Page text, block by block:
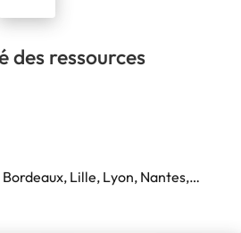
des ressources
Lille, Lyon, Nantes,
Toulon, Toulouse